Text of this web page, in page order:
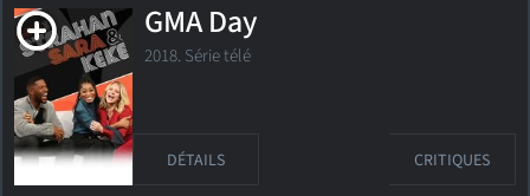
GMA Day
2018. Série télé
DÉTAILS CRITIQUES